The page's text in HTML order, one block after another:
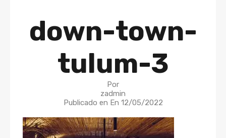
down-town-
tulum-3
Por
zadmin
Publicado en En 12/05/2022